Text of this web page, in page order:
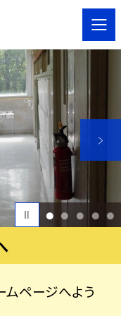
1 2 3 4 5
ページへよう